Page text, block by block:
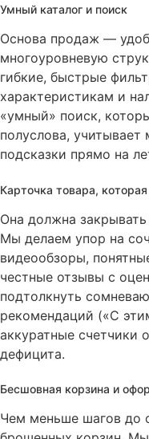
Умный каталог и поиск
Основа продаж —
многоуровневую
гибкие, быстрые
характеристикам и
«умный» поиск,
полуслова,
подсказки прямо на
Карточка товара,
Она должна
Мы делаем упор на
видеообзоры,
честные отзывы с
подтолкнуть
рекомендаций («С
аккуратные счетчики
дефицита.
Бесшовная корзина и
Чем меньше шагов до